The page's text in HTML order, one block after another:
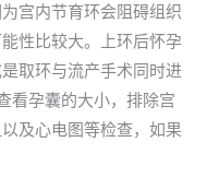
宫内节育环会阻碍组织
性比较大。上环后怀孕
取环与流产手术同时进
看孕囊的大小，排除宫
及心电图等检查，如果